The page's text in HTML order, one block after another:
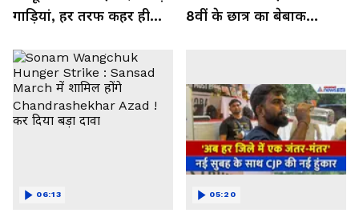
गाड़ियां, हर तरफ कहर ही
8वीं के छात्र का बेबाक
06:13 05:20